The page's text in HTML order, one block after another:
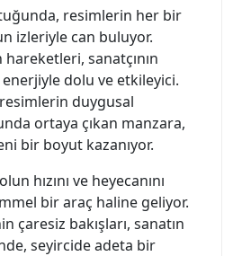
resimlerin her bir
izleriyle can buluyor.
sanatçının
dolu ve etkileyici.
duygusal
ortaya çıkan manzara,
bir boyut kazanıyor.
hızını ve heyecanını
bir araç haline geliyor.
çaresiz bakışları, sanatın
seyircide adeta bir